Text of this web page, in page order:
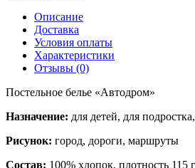
Описание
Доставка
Условия оплаты
Характеристики
Отзывы (0)
Постельное белье «Автодром»
Назначение: для детей, для
Рисунок: город, дороги, маршруты
Состав: 100% хлопок, плотность 115 г